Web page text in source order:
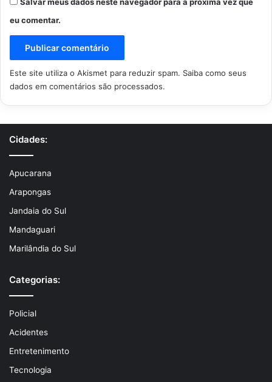
Salvar meus dados neste navegador para a próxima vez que
eu comentar.
Este site utiliza o Akismet para reduzir spam. Saiba como seus
dados em comentários são processados.
Cidades:
Apucarana
Arapongas
Jandaia do Sul
Mandaguari
Marilândia do Sul
Categorias:
Policial
Acidentes
Entretenimento
Tecnologia